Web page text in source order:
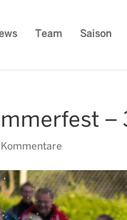
Team Saison
–